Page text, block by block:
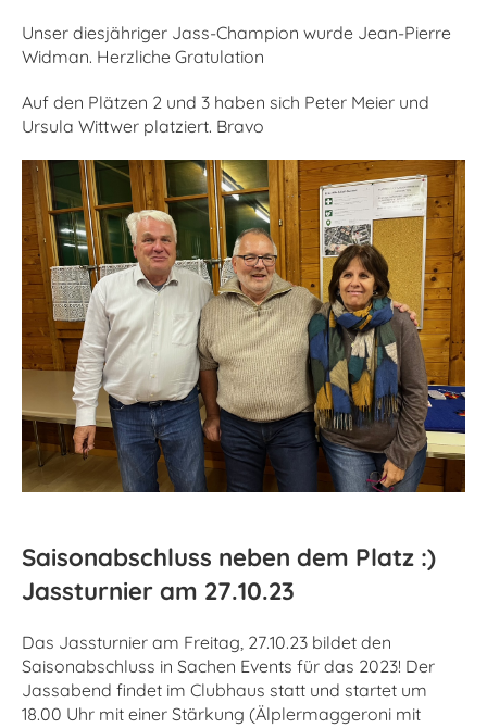
Unser diesjähriger Jass-Champion wurde Jean-Pierre
Widman. Herzliche Gratulation
Auf den Plätzen 2 und 3 haben sich Peter Meier und
Ursula Wittwer platziert. Bravo
Saisonabschluss neben dem Platz :)
Jassturnier am 27.10.23
Das Jassturnier am Freitag, 27.10.23 bildet den
Saisonabschluss in Sachen Events für das 2023! Der
Jassabend findet im Clubhaus statt und startet um
18.00 Uhr mit einer Stärkung (Älplermaggeroni mit